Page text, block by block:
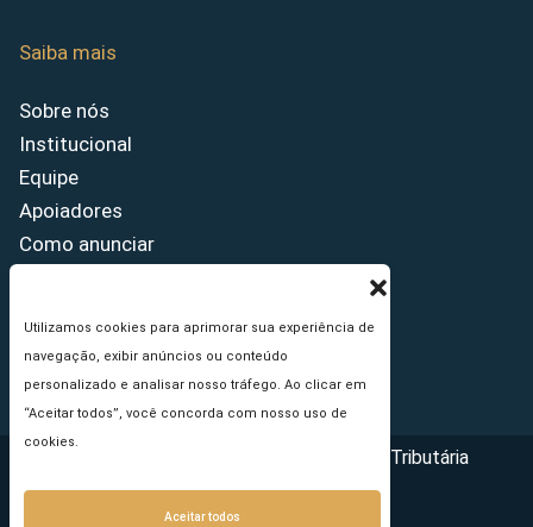
Utilizamos cookies para aprimorar sua experiência de
navegação, exibir anúncios ou conteúdo
personalizado e analisar nosso tráfego. Ao clicar em
“Aceitar todos”, você concorda com nosso uso de
cookies.
Aceitar todos
Saiba mais
Sobre nós
Institucional
Equipe
Apoiadores
Como anunciar
Princípios Editoriais
Copyright © 2026 - Portal da Reforma Tributária